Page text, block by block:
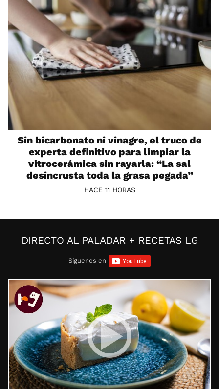
Sin bicarbonato ni vinagre, el truco de
experta definitivo para limpiar la
vitrocerámica sin rayarla: “La sal
desincrusta toda la grasa pegada”
HACE 11 HORAS
DIRECTO AL PALADAR + RECETAS LG
Síguenos en